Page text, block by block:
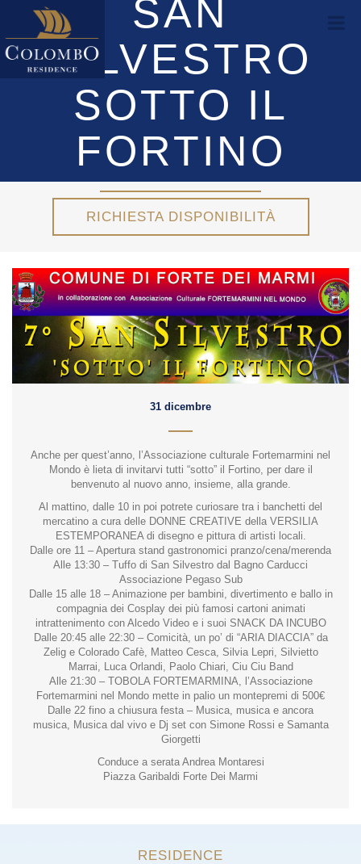
SAN
SILVESTRO
SOTTO IL
FORTINO
RICHIESTA DISPONIBILITÀ
31 dicembre
Anche per quest’anno, l’Associazione culturale Fortemarmini nel
Mondo è lieta di invitarvi tutti “sotto” il Fortino, per dare il
benvenuto al nuovo anno, insieme, alla grande.
Al mattino, dalle 10 in poi potrete curiosare tra i banchetti del
mercatino a cura delle DONNE CREATIVE della VERSILIA
ESTEMPORANEA di disegno e pittura di artisti locali.
Dalle ore 11 – Apertura stand gastronomici pranzo/cena/merenda
Alle 13:30 – Tuffo di San Silvestro dal Bagno Carducci
Associazione Pegaso Sub
Dalle 15 alle 18 – Animazione per bambini, divertimento e ballo in
compagnia dei Cosplay dei più famosi cartoni animati
intrattenimento con Alcedo Video e i suoi SNACK DA INCUBO
Dalle 20:45 alle 22:30 – Comicità, un po’ di “ARIA DIACCIA” da
Zelig e Colorado Cafè, Matteo Cesca, Silvia Lepri, Silvietto
Marrai, Luca Orlandi, Paolo Chiari, Ciu Ciu Band
Alle 21:30 – TOBOLA FORTEMARMINA, l’Associazione
Fortemarmini nel Mondo mette in palio un montepremi di 500€
Dalle 22 fino a chiusura festa – Musica, musica e ancora
musica, Musica dal vivo e Dj set con Simone Rossi e Samanta
Giorgetti
Conduce a serata Andrea Montaresi
Piazza Garibaldi Forte Dei Marmi
RESIDENCE